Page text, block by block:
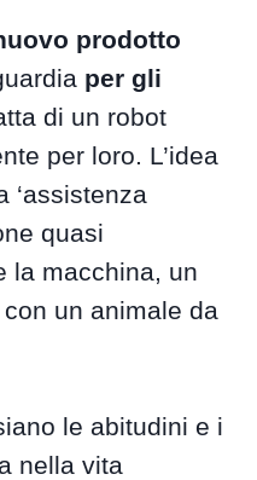
prodotto
per gli
di un robot
per loro. L’idea
‘assistenza
quasi
la macchina, un
con un animale da
le abitudini e i
nella vita